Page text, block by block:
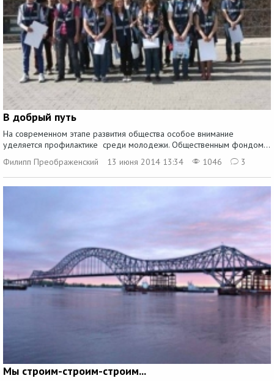
В добрый путь
На современном этапе развития общества особое внимание
уделяется профилактике среди молодежи. Общественным фондом...
Филипп Преображенский
13 июня 2014 13:34 1046 3
Мы строим-строим-строим...